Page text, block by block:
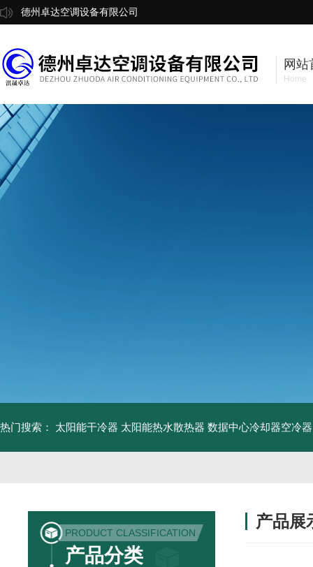
德州卓达空调设备有限公司
网站
Home
热门搜索： 太阳能干冷器 太阳能热水散热器 数据中心冷却器空冷器
PRODUCT CLASSIFICATION
产品分类
产品展